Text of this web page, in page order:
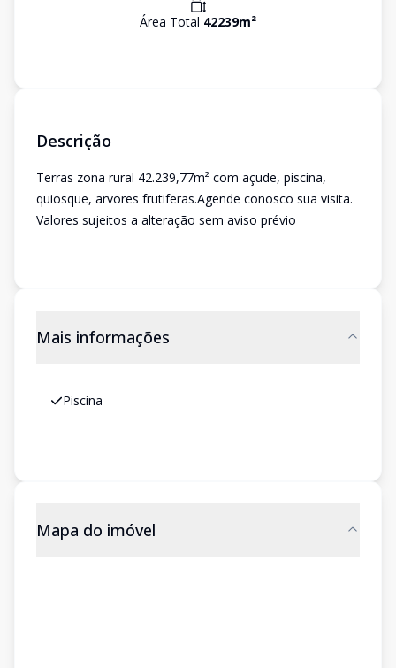
Área Total 42239m²
Descrição
Terras zona rural 42.239,77m² com açude, piscina,
quiosque, arvores frutiferas.Agende conosco sua visita.
Valores sujeitos a alteração sem aviso prévio
Mais informações
Piscina
Mapa do imóvel